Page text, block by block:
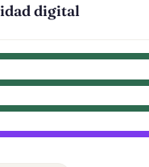
digital